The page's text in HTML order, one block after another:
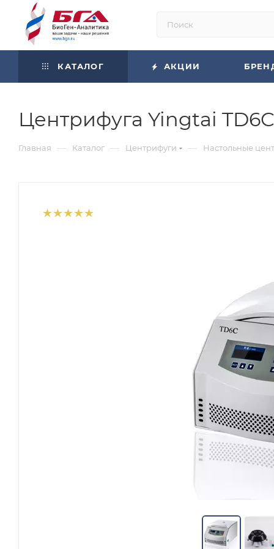
КАТАЛОГ АКЦИИ
Центрифуга Yingtai TD6C
Главная — Каталог — Центрифуги — Настольные